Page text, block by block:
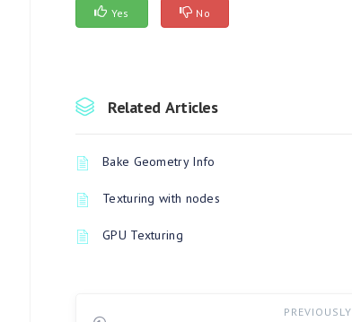
Yes No
Related Articles
Bake Geometry Info
Texturing with nodes
GPU Texturing
PREVIOUSLY